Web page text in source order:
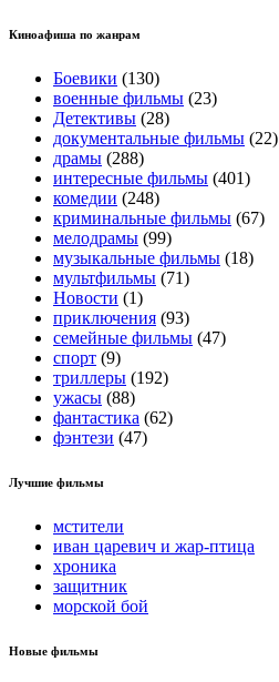
Киноафиша по жанрам
Боевики (130)
военные фильмы (23)
Детективы (28)
документальные фильмы (22)
драмы (288)
интересные фильмы (401)
комедии (248)
криминальные фильмы (67)
мелодрамы (99)
музыкальные фильмы (18)
мультфильмы (71)
Новости (1)
приключения (93)
семейные фильмы (47)
спорт (9)
триллеры (192)
ужасы (88)
фантастика (62)
фэнтези (47)
Лучшие фильмы
мстители
иван царевич и жар-птица
хроника
защитник
морской бой
Новые фильмы